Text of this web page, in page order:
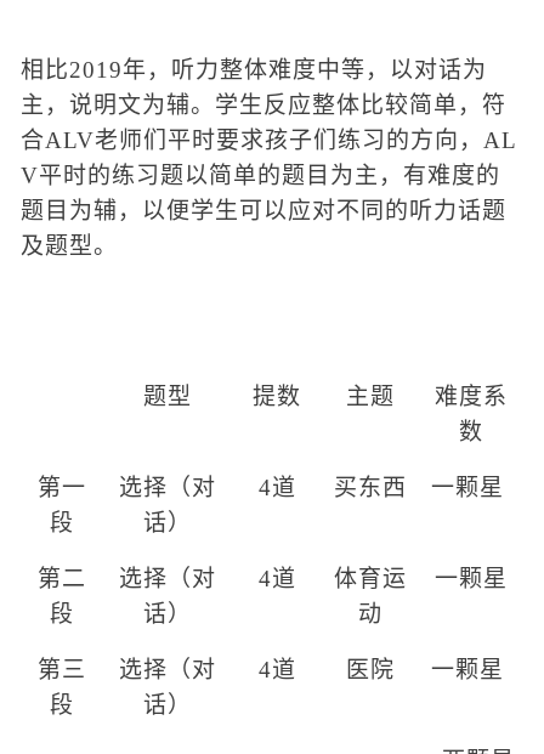
相比2019年，听力整体难度中等，以对话为
主，说明文为辅。学生反应整体比较简单， 符
合ALV老师们平时要求孩子们练习的方向 ， AL
V平时的练习题以简单的题目为主，有难度的
题目为辅，以便学生可以应对不同的听力话题
及题型。
题型 提数 主题
难度系
数
第一
段
选择（对
话）
4道 买东西 一颗星
第二
段
选择（对
话）
4道
体育运
动
一颗星
第三
段
选择（对
话）
4道 医院 一颗星